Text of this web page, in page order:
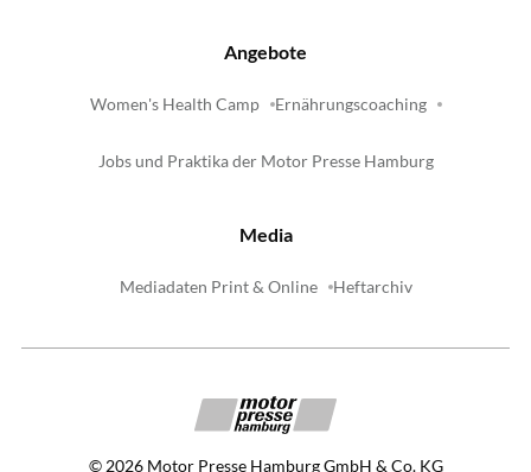
Angebote
Women's Health Camp Ernährungscoaching
Jobs und Praktika der Motor Presse Hamburg
Media
Mediadaten Print & Online Heftarchiv
© 2026 Motor Presse Hamburg GmbH & Co. KG